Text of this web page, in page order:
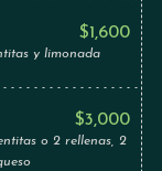
$1,600
y limonada
$3,000
o 2 rellenas, 2